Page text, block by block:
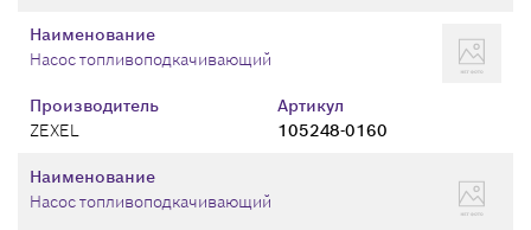
Производитель
ZEXEL
Артикул
105248-0160
Наименование
Насос топливоподкачивающий
Наименование
Насос топливоподкачивающий